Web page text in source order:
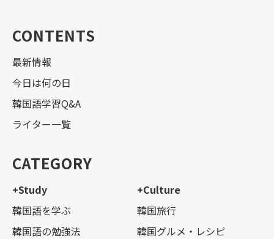
CONTENTS
最新情報
今日は何の日
韓国語学習Q&A
ライター一覧
CATEGORY
+Study
韓国語を学ぶ
韓国語の勉強法
+Culture
韓国旅行
韓国グルメ・レシピ